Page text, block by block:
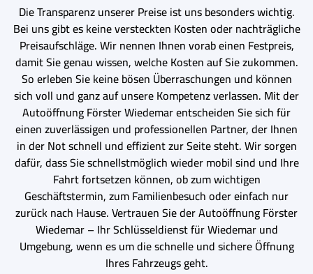
Die Transparenz unserer Preise ist uns besonders wichtig.
Bei uns gibt es keine versteckten Kosten oder nachträgliche
Preisaufschläge. Wir nennen Ihnen vorab einen Festpreis,
damit Sie genau wissen, welche Kosten auf Sie zukommen.
So erleben Sie keine bösen Überraschungen und können
sich voll und ganz auf unsere Kompetenz verlassen. Mit der
Autoöffnung Förster Wiedemar entscheiden Sie sich für
einen zuverlässigen und professionellen Partner, der Ihnen
in der Not schnell und effizient zur Seite steht. Wir sorgen
dafür, dass Sie schnellstmöglich wieder mobil sind und Ihre
Fahrt fortsetzen können, ob zum wichtigen
Geschäftstermin, zum Familienbesuch oder einfach nur
zurück nach Hause. Vertrauen Sie der Autoöffnung Förster
Wiedemar – Ihr Schlüsseldienst für Wiedemar und
Umgebung, wenn es um die schnelle und sichere Öffnung
Ihres Fahrzeugs geht.